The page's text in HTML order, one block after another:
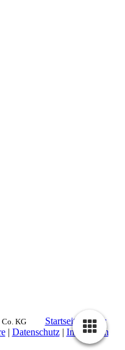
Co. KG Startseite |Über
| Datenschutz| Impressum